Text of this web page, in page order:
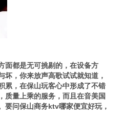
面都是无可挑剔的，在设备方
，你来放声高歌试试就知道，
累，在保山玩客心中形成了不错
质量上乘的服务，而且在音美国
要问保山商务ktv哪家便宜好玩，